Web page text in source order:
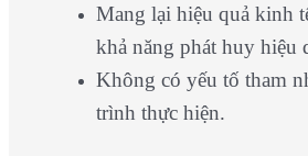
Mang lại hiệu quả kinh
khả năng phát huy hiệu
Không có yếu tố tham
trình thực hiện.